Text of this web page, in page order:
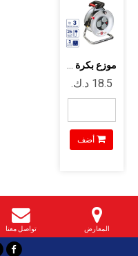
أضف
المعارض تواصل معنا